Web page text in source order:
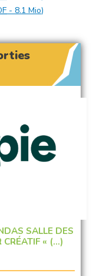
- 8.1 Mio)
SALLE DES
CRÉATIF « (…)